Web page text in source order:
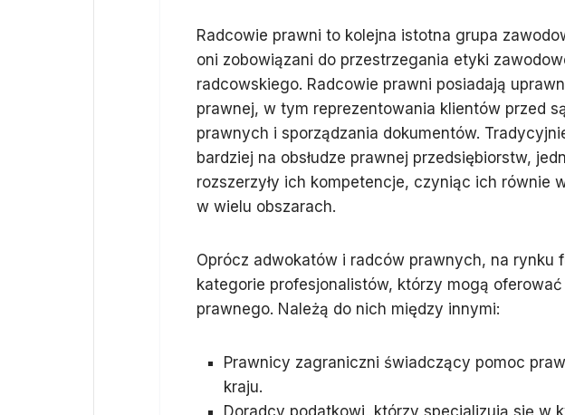
Radcowie prawni to kolejna istotna grupa
oni zobowiązani do przestrzegania etyki
radcowskiego. Radcowie prawni posiadają
prawnej, w tym reprezentowania klientów przed
prawnych i sporządzania dokumentów.
bardziej na obsłudze prawnej przedsiębiorstw,
rozszerzyły ich kompetencje, czyniąc ich równie
w wielu obszarach.
Oprócz adwokatów i radców prawnych, na rynku
kategorie profesjonalistów, którzy mogą
prawnego. Należą do nich między innymi:
Prawnicy zagraniczni świadczący pomoc
kraju.
Doradcy podatkowi, którzy specjalizują się w